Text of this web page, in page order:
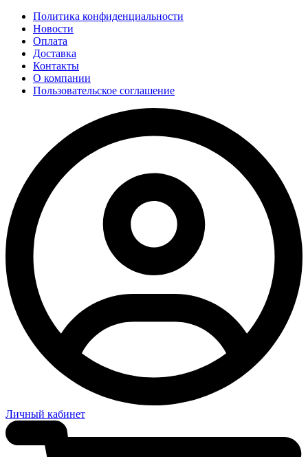
Политика конфиденциальности
Новости
Оплата
Доставка
Контакты
О компании
Пользовательское соглашение
Личный кабинет